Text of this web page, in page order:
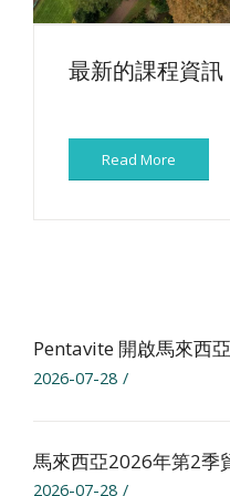
最新的課程資訊
Read More
Pentavite 開啟馬來西
2026-07-28 /
馬來西亞2026年第2季
2026-07-28 /